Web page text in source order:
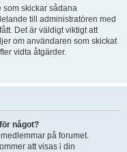
som skickar sådana
till administratören med
Det är väldigt viktigt att
om användaren som skickat
vidta åtgärder.
något?
på forumet.
att visas i din